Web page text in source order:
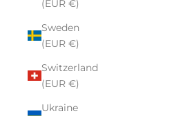
(EUR €)
Sweden
(EUR €)
Switzerland
(EUR €)
Ukraine